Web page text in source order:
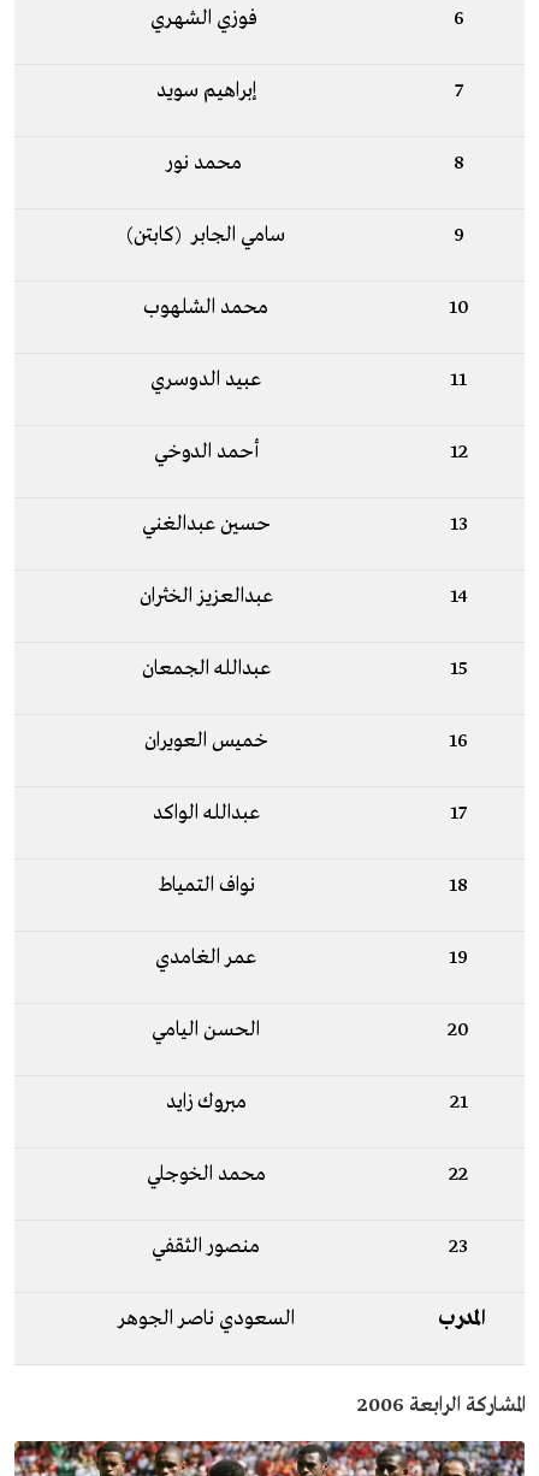
6 فوزي الشهري
7 إبراهيم سويد
8 محمد نور
9 سامي الجابر (كابتن)
10 محمد الشلهوب
11 عبيد الدوسري
12 أحمد الدوخي
13 حسين عبدالغني
14 عبدالعزيز الخثران
15 عبدالله الجمعان
16 خميس العويران
17 عبدالله الواكد
18 نواف التمياط
19 عمر الغامدي
20 الحسن اليامي
21 مبروك زايد
22 محمد الخوجلي
23 منصور الثقفي
المدرب السعودي ناصر الجوهر
المشاركة الرابعة 2006